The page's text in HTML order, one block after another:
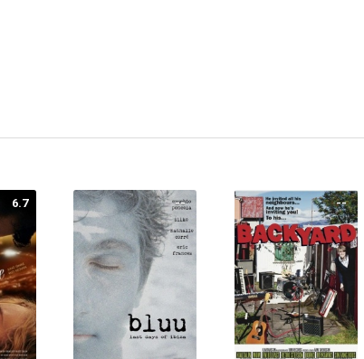
6.7 -- --